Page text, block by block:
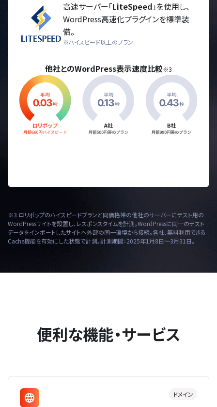
高速サーバー「LiteSpeed」を使用し、
WordPress高速化プラグインを標準装
備。
※ハイスピード以上のプラン
他社とのWordPress表示速度比較※3
※3 ロリポップのハイスピードプランと同価格帯の他社のサーバーにテスト用の
WordPressサイトを設置し、レスポンスタイムを計測。WordPressに同一のテスト
データをインポートしたサイトへ外部の同一環境から接続。各社、無料利用できる
Cache機能を有効にした状態で計測。計測期間：2025年1月8日〜3月31日。
便利な機能・サービス
ドメイン